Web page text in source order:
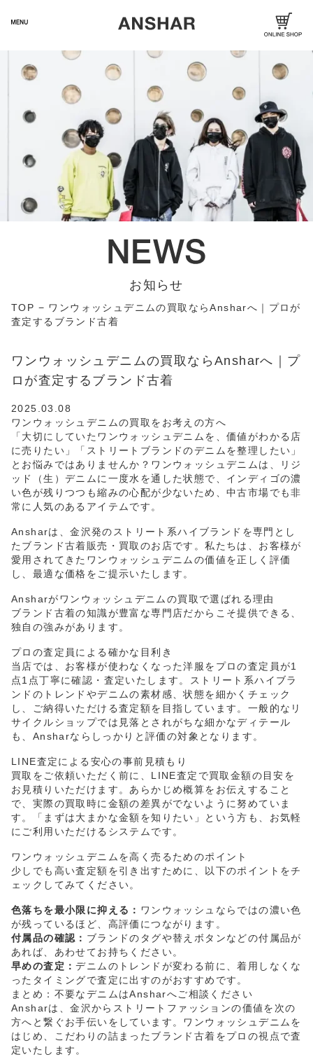
お知らせ
TOP − ワンウォッシュデニムの買取ならAnsharへ｜プロが
査定するブランド古着
ワンウォッシュデニムの買取ならAnsharへ｜プ
ロが査定するブランド古着
2025.03.08
ワンウォッシュデニムの買取をお考えの方へ
「大切にしていたワンウォッシュデニムを、価値がわかる店
に売りたい」「ストリートブランドのデニムを整理したい」
とお悩みではありませんか？ワンウォッシュデニムは、リジ
ッド（生）デニムに一度水を通した状態で、インディゴの濃
い色が残りつつも縮みの心配が少ないため、中古市場でも非
常に人気のあるアイテムです。
Ansharは、金沢発のストリート系ハイブランドを専門とし
たブランド古着販売・買取のお店です。私たちは、お客様が
愛用されてきたワンウォッシュデニムの価値を正しく評価
し、最適な価格をご提示いたします。
Ansharがワンウォッシュデニムの買取で選ばれる理由
ブランド古着の知識が豊富な専門店だからこそ提供できる、
独自の強みがあります。
プロの査定員による確かな目利き
当店では、お客様が使わなくなった洋服をプロの査定員が1
点1点丁寧に確認・査定いたします。ストリート系ハイブラ
ンドのトレンドやデニムの素材感、状態を細かくチェック
し、ご納得いただける査定額を目指しています。一般的なリ
サイクルショップでは見落とされがちな細かなディテール
も、Ansharならしっかりと評価の対象となります。
LINE査定による安心の事前見積もり
買取をご依頼いただく前に、LINE査定で買取金額の目安を
お見積りいただけます。あらかじめ概算をお伝えすること
で、実際の買取時に金額の差異がでないように努めていま
す。「まずは大まかな金額を知りたい」という方も、お気軽
にご利用いただけるシステムです。
ワンウォッシュデニムを高く売るためのポイント
少しでも高い査定額を引き出すために、以下のポイントをチ
ェックしてみてください。
色落ちを最小限に抑える： ワンウォッシュならではの濃い色
が残っているほど、高評価につながります。
付属品の確認： ブランドのタグや替えボタンなどの付属品が
あれば、あわせてお持ちください。
早めの査定：デニムのトレンドが変わる前に、着用しなくな
ったタイミングで査定に出すのがおすすめです。
まとめ：不要なデニムはAnsharへご相談ください
Ansharは、金沢からストリートファッションの価値を次の
方へと繋ぐお手伝いをしています。ワンウォッシュデニムを
はじめ、こだわりの詰まったブランド古着をプロの視点で査
定いたします。